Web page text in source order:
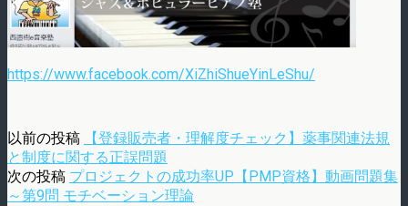
https://www.facebook.com/XiZhiShueYinLeShu/
以前の投稿
【登録販売者・理解度チェック】薬事関連法規
と制度に関する正誤問題
次の投稿 プロジェクトの成功率UP【PMP資格】動画問題集
～第9問 モチベーション理論